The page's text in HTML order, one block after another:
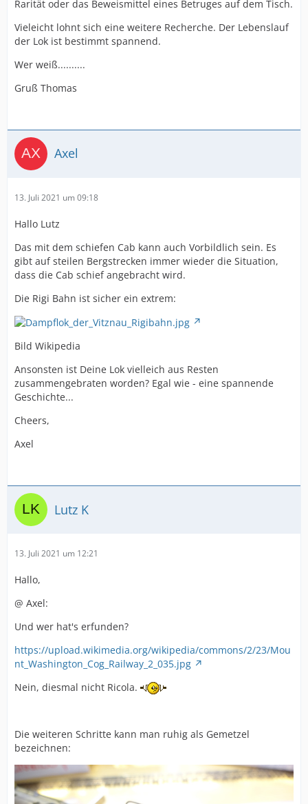
Rarität oder das Beweismittel eines Betruges auf dem Tisch.
Vieleicht lohnt sich eine weitere Recherche. Der Lebenslauf
der Lok ist bestimmt spannend.
Wer weiß..........
Gruß Thomas
Axel
13. Juli 2021 um 09:18
Hallo Lutz
Das mit dem schiefen Cab kann auch Vorbildlich sein. Es
gibt auf steilen Bergstrecken immer wieder die Situation,
dass die Cab schief angebracht wird.
Die Rigi Bahn ist sicher ein extrem:
Bild Wikipedia
Ansonsten ist Deine Lok vielleich aus Resten
zusammengebraten worden? Egal wie - eine spannende
Geschichte...
Cheers,
Axel
Lutz K
13. Juli 2021 um 12:21
Hallo,
@ Axel:
Und wer hat's erfunden?
https://upload.wikimedia.org/wikipedia/commons/2/23/Mou
nt_Washington_Cog_Railway_2_035.jpg
Nein, diesmal nicht Ricola.
Die weiteren Schritte kann man ruhig als Gemetzel
bezeichnen: